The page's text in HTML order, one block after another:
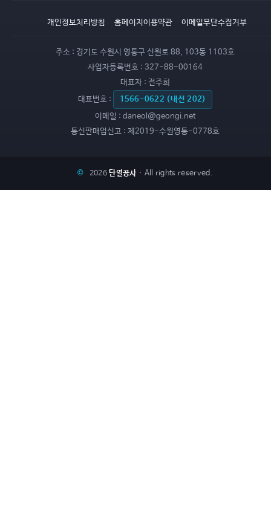
개인정보처리방침 홈페이지이용약관 이메일무단수집거부
주소 : 경기도 수원시 영통구 신원로 88, 103동 1103호
사업자등록번호 : 327-88-00164
대표자 : 전주희
대표번호 :
1566-0622 (내선 202)
이메일 : daneol@geongi.net
통신판매업신고 : 제2019-수원영통-0778호
© 2026단열공사· All rights reserved.